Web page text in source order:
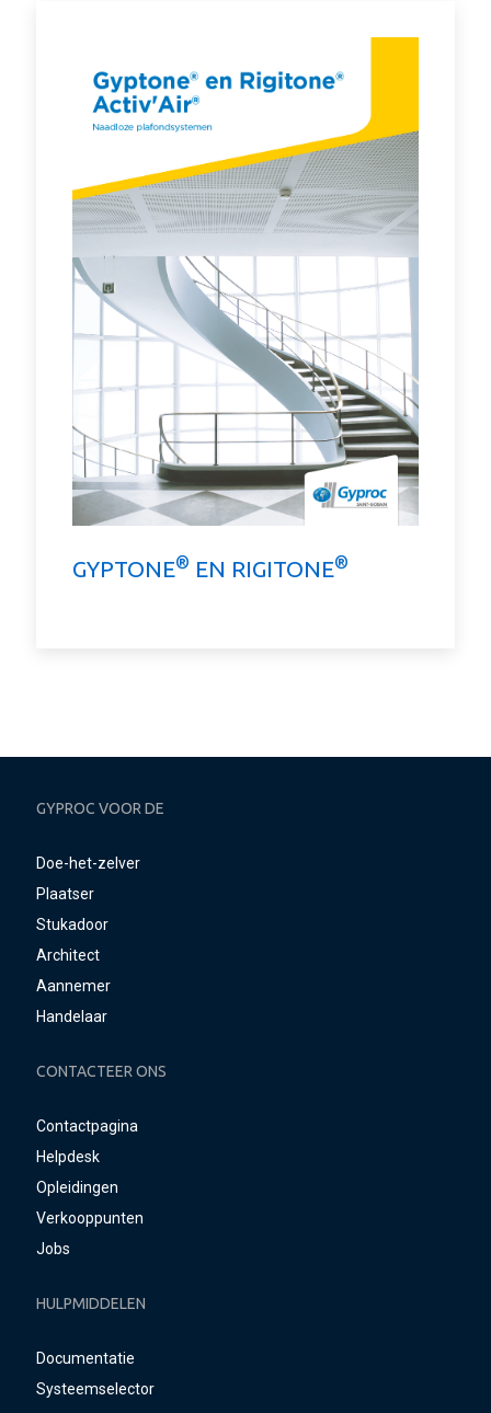
GYPTONE® EN RIGITONE®
GYPROC VOOR DE
Doe-het-zelver
Plaatser
Stukadoor
Architect
Aannemer
Handelaar
CONTACTEER ONS
Contactpagina
Helpdesk
Opleidingen
Verkooppunten
Jobs
HULPMIDDELEN
Documentatie
Systeemselector